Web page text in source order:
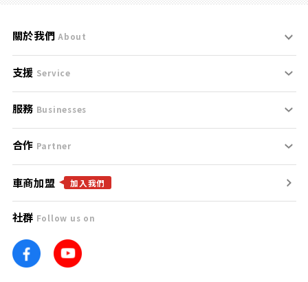
關於我們 About
刊登規範
服務條款
免責聲明
隱私權政策
團隊
車訊網
支援 Service
支援中心
聯絡我們
服務 Businesses
什麼是Goo鑑定？
找好車
找好店
找海外車
合作 Partner
合作夥伴
廣告合作
車商加盟 加入我們
社群 Follow us on